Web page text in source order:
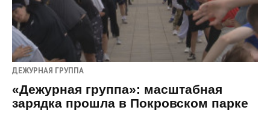
ДЕЖУРНАЯ ГРУППА
«Дежурная группа»: масштабная
зарядка прошла в Покровском парке